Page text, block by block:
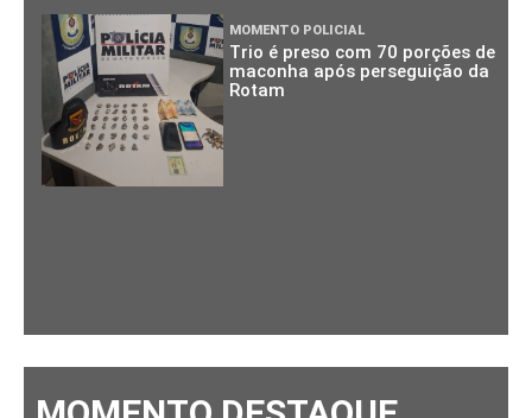
MOMENTO POLICIAL
Trio é preso com 70 porções de
maconha após perseguição da
Rotam